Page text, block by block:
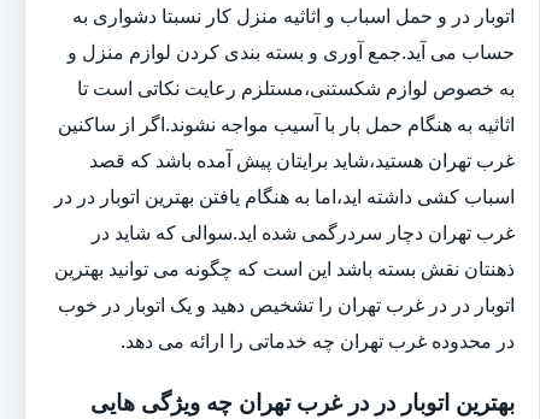
اتوبار در و حمل اسباب و اثاثیه منزل کار نسبتا دشواری به
حساب می آید.جمع آوری و بسته بندی کردن لوازم منزل و
به خصوص لوازم شکستنی،مستلزم رعایت نکاتی است تا
اثاثیه به هنگام حمل بار با آسیب مواجه نشوند.اگر از ساکنین
غرب تهران هستید،شاید برایتان پیش آمده باشد که قصد
اسباب کشی داشته اید،اما به هنگام یافتن بهترین اتوبار در در
غرب تهران دچار سردرگمی شده اید.سوالی که شاید در
ذهنتان نقش بسته باشد این است که چگونه می توانید بهترین
اتوبار در در غرب تهران را تشخیص دهید و یک اتوبار در خوب
در محدوده غرب تهران چه خدماتی را ارائه می دهد.
بهترین اتوبار در در غرب تهران چه ویژگی هایی